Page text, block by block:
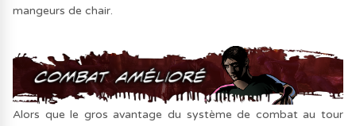
mangeurs de chair.
Alors que le gros avantage du système de combat au tour